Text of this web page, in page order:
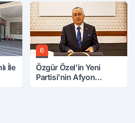
İle
6
Özgür Özel'in Yeni
Partisi'nin Afyon